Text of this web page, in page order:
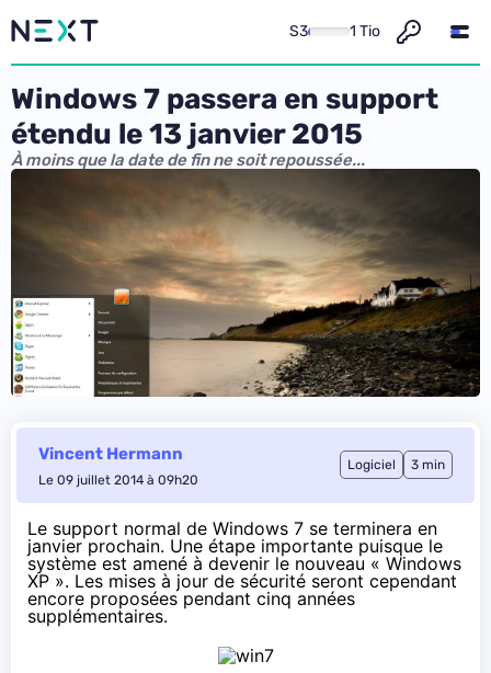
S3 1 Tio
Windows 7 passera en support
étendu le 13 janvier 2015
À moins que la date de fin ne soit repoussée...
Vincent Hermann
Le 09 juillet 2014 à 09h20
Logiciel 3 min
Le support normal de Windows 7 se terminera en
janvier prochain. Une étape importante puisque le
système est amené à devenir le nouveau « Windows
XP ». Les mises à jour de sécurité seront cependant
encore proposées pendant cinq années
supplémentaires.